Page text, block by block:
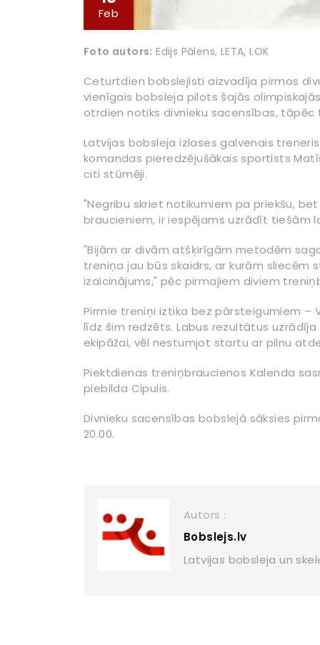
Feb
Foto autors: Edijs Pālens, LETA, LOK
Ceturtdien bobslejisti aizvadīja pirmos
vienīgais bobsleja pilots šajās
otrdien notiks divnieku sacensības,
Latvijas bobsleja izlases galvenais
komandas pieredzējušākais sportists
citi stūmēji.
"Negribu skriet notikumiem pa priekšu,
braucieniem, ir iespējams uzrādīt tiešām
"Bijām ar divām atšķirīgām metodēm
treniņa jau būs skaidrs, ar kurām sliecēm
izaicinājums," pēc pirmajiem diviem
Pirmie treniņi iztika bez pārsteigumiem –
līdz šim redzēts. Labus rezultātus
ekipāžai, vēl nestumjot startu ar pilnu
Piektdienas treniņbraucienos Kalenda
piebilda Cipulis.
Divnieku sacensības bobslejā sāksies
20.00.
Autors :
Bobslejs.lv
Latvijas bobsleja un